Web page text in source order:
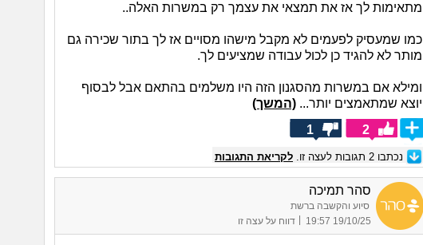
מתאימות לך אז את תמצאי את עצמך רק במשרות האלה..
כמו שמעסיק לפעמים לא מקבל מישהו מסויים אז לך בתור שכירה גם
מותר לא להגיד כן לכול עבודה שמציעים לך.
ומילא אם במשרות מהסגנון הזה היו משלמים בהתאם אבל לבסוף
יוצא שמתאמצים יותר... (המשך)
2
1
נכתבו 2 תגובות לעצה זו. לקריאת התגובות
סהר תמיכה
סיוע והקשבה ברשת
19/10/25 19:57
דווח על עצה זו